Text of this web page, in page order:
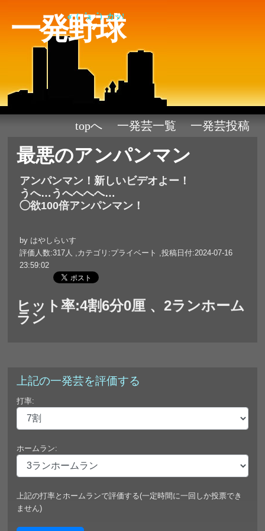
一発野球
σ（゜д゜）カッ!
topへ 一発芸一覧 一発芸投稿
最悪のアンパンマン
アンパンマン！新しいビデオよー！
うへ…うへへへへ…
◯欲100倍アンパンマン！
by はやしらいす
評価人数:317人 ,カテゴリ:プライベート ,投稿日付:2024-07-16
23:59:02
ヒット率:4割6分0厘 、2ランホーム
ラン
上記の一発芸を評価する
打率:
ホームラン:
上記の打率とホームランで評価する(一定時間に一回しか投票でき
ません)